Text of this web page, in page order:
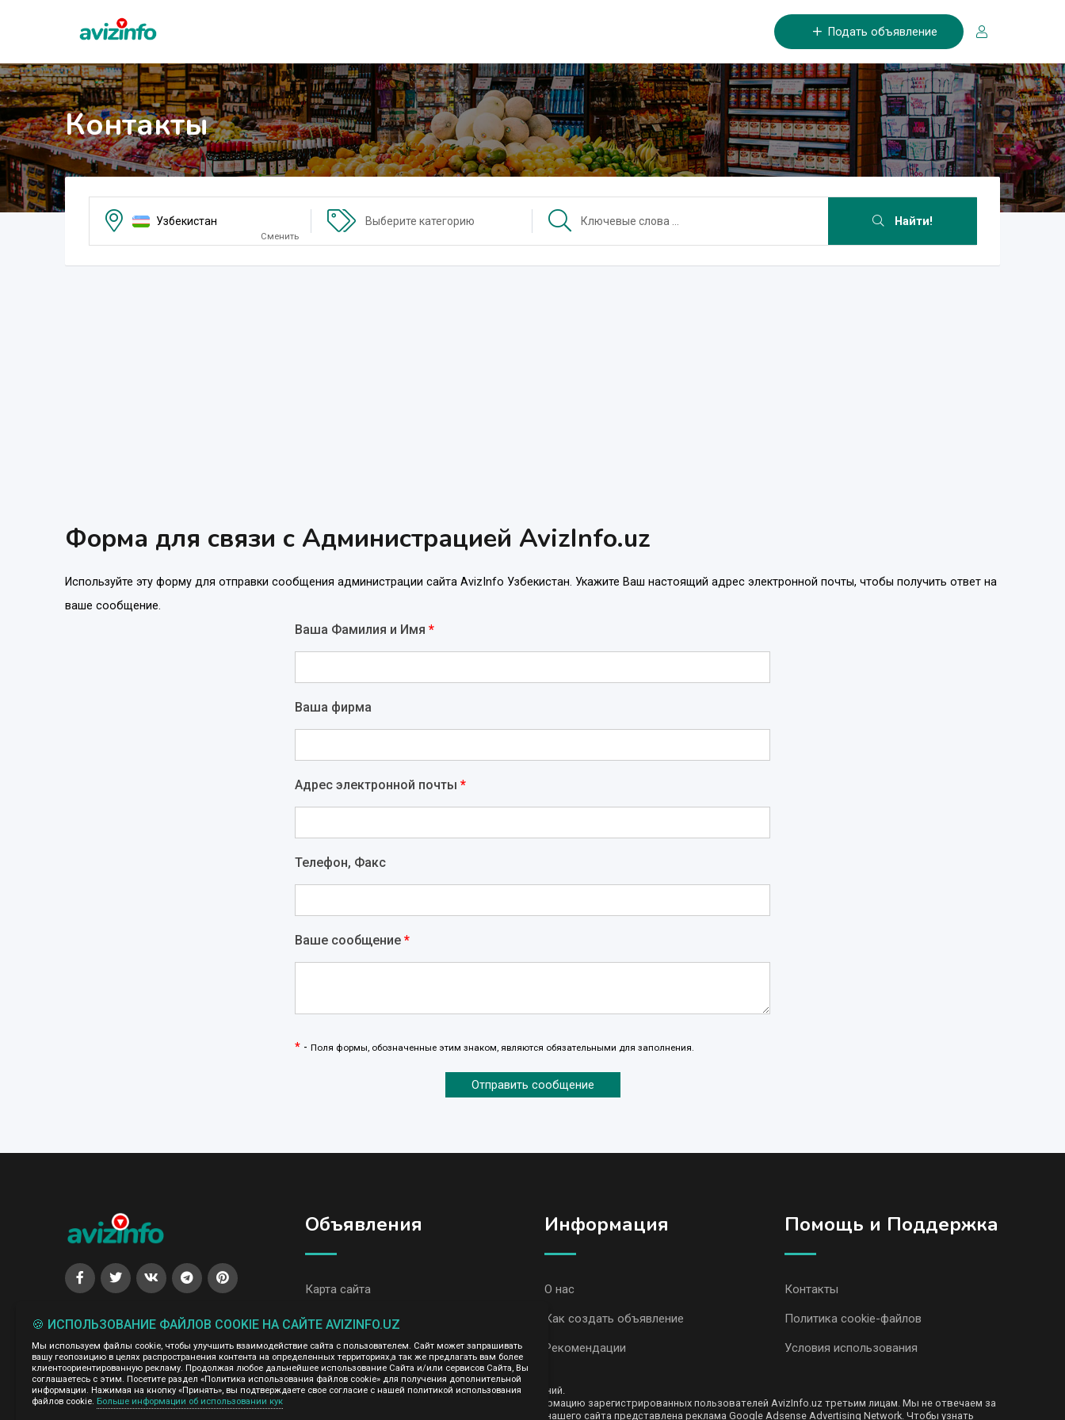
Подать объявление
Контакты
Узбекистан
Сменить
Выберите категорию Найти!
Форма для связи с Администрацией AvizInfo.uz
Используйте эту форму для отправки сообщения администрации сайта AvizInfo Узбекистан. Укажите Ваш настоящий адрес электронной почты, чтобы получить ответ на
ваше сообщение.
Ваша Фамилия и Имя *
Ваша фирма
Адрес электронной почты *
Телефон, Факс
Ваше сообщение *
* - Поля формы, обозначенные этим знаком, являются обязательными для заполнения.
Отправить сообщение
Объявления
Карта сайта
Все объявления AvizInfo
Информация
О нас
Как создать объявление
Рекомендации
Помощь и Поддержка
Контакты
Политика cookie-файлов
Условия использования
Администрация сайта AvizInfo.uz не несет ответственность за содержание размещенных объявлений.
Мы ценим конфиденциальность наших пользователей. Мы не передаем и не продаем личную информацию зарегистрированных пользователей AvizInfo.uz третьим лицам. Мы не отвечаем за
правила конфиденциальности сайтов на которые ссылается AvizInfo.uz. На некоторых страницах нашего сайта представлена реклама Google Adsense Advertising Network. Чтобы узнать
🍪 ИСПОЛЬЗОВАНИЕ ФАЙЛОВ COOKIE НА САЙТЕ AVIZINFO.UZ
Мы используем файлы cookie, чтобы улучшить взаимодействие сайта с пользователем. Сайт может запрашивать
вашу геопозицию в целях распространения контента на определенных территориях,а так же предлагать вам более
клиентоориентированную рекламу. Продолжая любое дальнейшее использование Сайта и/или сервисов Сайта, Вы
соглашаетесь с этим. Посетите раздел «Политика использования файлов cookie» для получения дополнительной
информации. Нажимая на кнопку «Принять», вы подтверждаете свое согласие с нашей политикой использования
файлов cookie. Больше информации об использовании кук